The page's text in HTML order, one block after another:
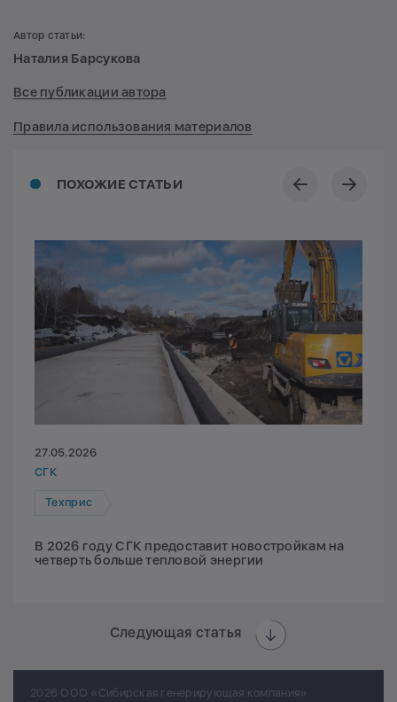
ПОХОЖИЕ СТАТЬИ
27.05.2026
СГК
Техприс
В 2026 году СГК предоставит новостройкам на
четверть больше тепловой энергии
Следующая статья
Автор статьи:
Наталия Барсукова
Все публикации автора
Правила использования материалов
2026 ООО «Сибирская генерирующая компания»